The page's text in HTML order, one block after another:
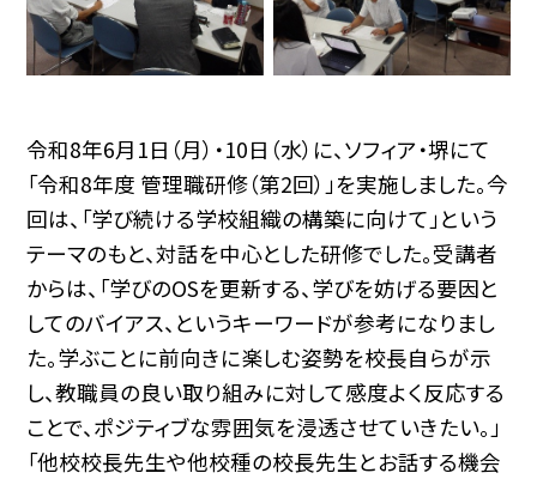
令和8年6月1日（月）・10日（水）に、ソフィア・堺にて
「令和8年度 管理職研修（第2回）」を実施しました。今
回は、「学び続ける学校組織の構築に向けて」という
テーマのもと、対話を中心とした研修でした。受講者
からは、「学びのOSを更新する、学びを妨げる要因と
してのバイアス、というキーワードが参考になりまし
た。学ぶことに前向きに楽しむ姿勢を校長自らが示
し、教職員の良い取り組みに対して感度よく反応する
ことで、ポジティブな雰囲気を浸透させていきたい。」
「他校校長先生や他校種の校長先生とお話する機会